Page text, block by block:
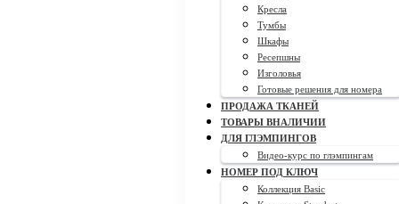
Кресла
Тумбы
Шкафы
Ресепшны
Изголовья
Готовые решения для номера
ПРОДАЖА ТКАНЕЙ
ТОВАРЫ ВНАЛИЧИИ
ДЛЯ ГЛЭМПИНГОВ
Видео-курс по глэмпингам
НОМЕР ПОД КЛЮЧ
Коллекция Basic